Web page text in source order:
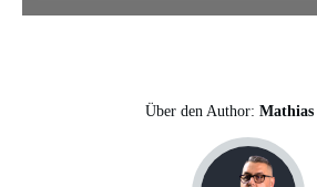
Über den Author: Mathias